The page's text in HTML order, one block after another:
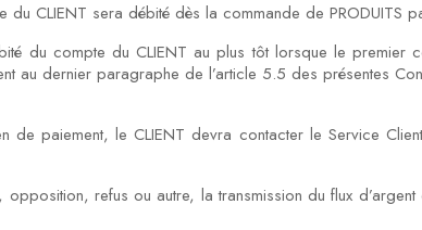
CLIENT sera débité dès la commande de PRODUITS
du compte du CLIENT au plus tôt lorsque le premier
au dernier paragraphe de l’article 5.5 des présentes
paiement, le CLIENT devra contacter le Service
refus ou autre, la transmission du flux